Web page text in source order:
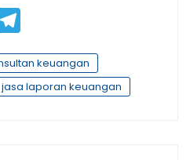
keuangan
jasa laporan keuangan